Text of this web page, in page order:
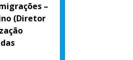
–
(Diretor